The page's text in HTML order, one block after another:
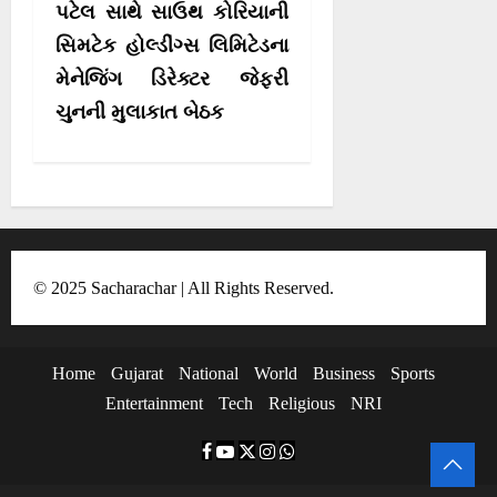
i
g
a
o
n
પટેલ સાથે સાઉથ કોરિયાની
સિમટેક હોલ્ડીંગ્સ લિમિટેડના
મેનેજિંગ ડિરેક્ટર જેફરી
ચુનની મુલાકાત બેઠક
© 2025 Sacharachar | All Rights Reserved.
Home Gujarat National World Business
Sports
Entertainment
Tech Religious NRI
F Y T I
W